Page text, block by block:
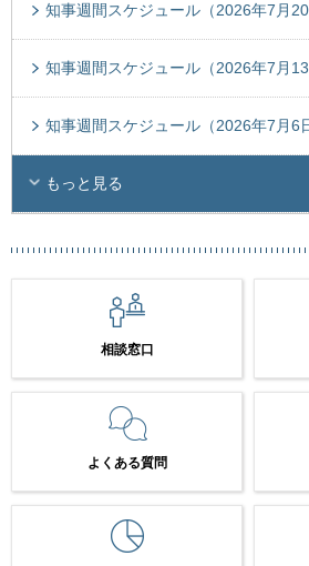
知事週間スケジュール（2026年7月
知事週間スケジュール（2026年7月
知事週間スケジュール（2026年7月6
もっと見る
相談窓口
よくある質問